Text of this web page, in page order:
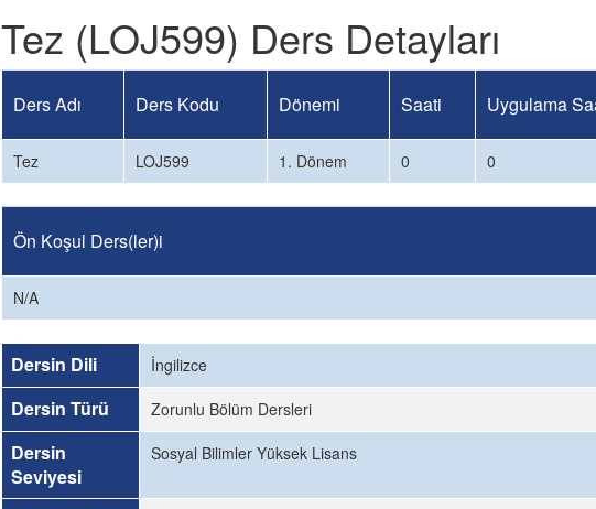
Tez (LOJ599) Ders Detayları
Ders Adı Ders Kodu Dönemi Saati Uygulama
Tez LOJ599 1. Dönem 0 0
Ön Koşul Ders(ler)i
N/A
Dersin Dili İngilizce
Dersin Türü Zorunlu Bölüm Dersleri
Dersin
Seviyesi
Sosyal Bilimler Yüksek Lisans